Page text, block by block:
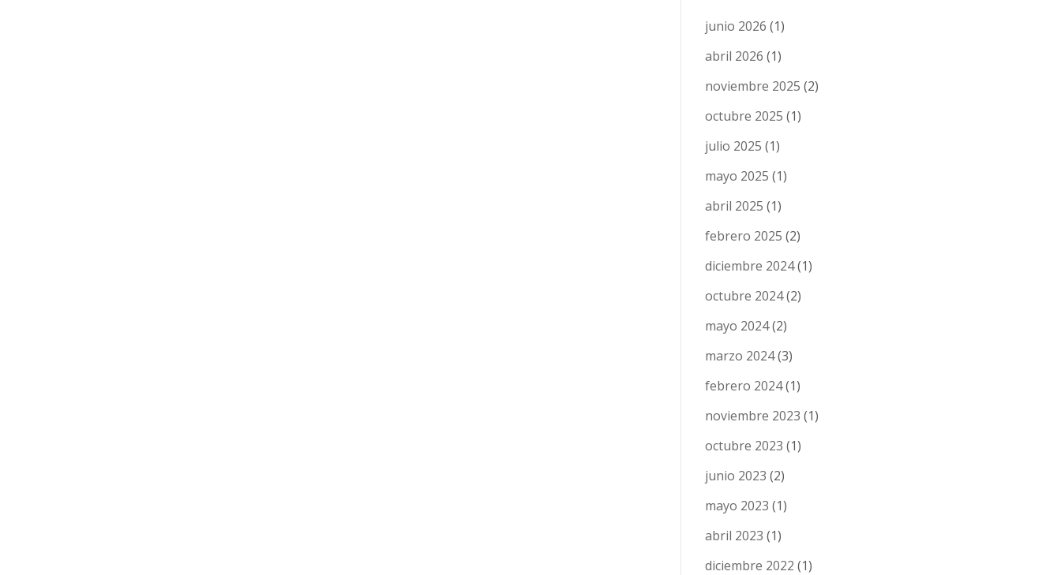
junio 2026 (1)
abril 2026 (1)
noviembre 2025 (2)
octubre 2025 (1)
julio 2025 (1)
mayo 2025 (1)
abril 2025 (1)
febrero 2025 (2)
diciembre 2024(1)
octubre 2024(2)
mayo 2024(2)
marzo 2024(3)
febrero 2024(1)
noviembre 2023 (1)
octubre 2023 (1)
junio 2023 (2)
mayo 2023 (1)
abril 2023 (1)
diciembre 2022 (1)